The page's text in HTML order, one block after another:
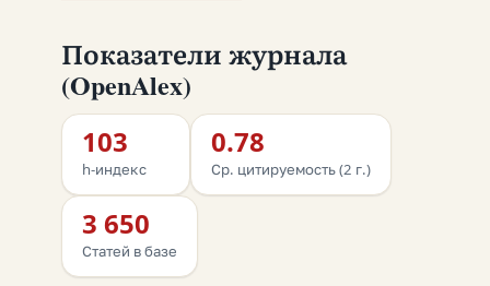
Показатели журнала
(OpenAlex)
103
h-индекс
0.78
Ср. цитируемость (2 г.)
3 650
Статей в базе